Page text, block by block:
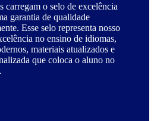
carregam o selo de excelência
garantia de qualidade
Esse selo representa nosso
no ensino de idiomas,
materiais atualizados e
que coloca o aluno no